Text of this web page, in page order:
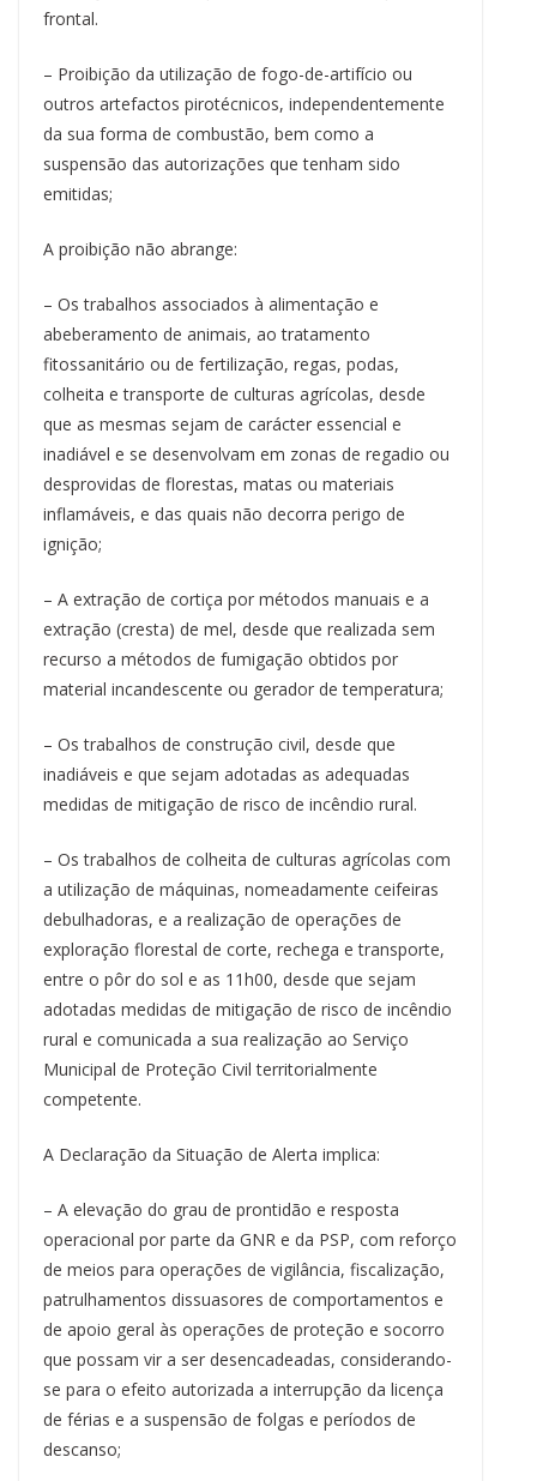
frontal.
– Proibição da utilização de fogo-de-artifício ou
outros artefactos pirotécnicos, independentemente
da sua forma de combustão, bem como a
suspensão das autorizações que tenham sido
emitidas;
A proibição não abrange:
– Os trabalhos associados à alimentação e
abeberamento de animais, ao tratamento
fitossanitário ou de fertilização, regas, podas,
colheita e transporte de culturas agrícolas, desde
que as mesmas sejam de carácter essencial e
inadiável e se desenvolvam em zonas de regadio ou
desprovidas de florestas, matas ou materiais
inflamáveis, e das quais não decorra perigo de
ignição;
– A extração de cortiça por métodos manuais e a
extração (cresta) de mel, desde que realizada sem
recurso a métodos de fumigação obtidos por
material incandescente ou gerador de temperatura;
– Os trabalhos de construção civil, desde que
inadiáveis e que sejam adotadas as adequadas
medidas de mitigação de risco de incêndio rural.
– Os trabalhos de colheita de culturas agrícolas com
a utilização de máquinas, nomeadamente ceifeiras
debulhadoras, e a realização de operações de
exploração florestal de corte, rechega e transporte,
entre o pôr do sol e as 11h00, desde que sejam
adotadas medidas de mitigação de risco de incêndio
rural e comunicada a sua realização ao Serviço
Municipal de Proteção Civil territorialmente
competente.
A Declaração da Situação de Alerta implica:
– A elevação do grau de prontidão e resposta
operacional por parte da GNR e da PSP, com reforço
de meios para operações de vigilância, fiscalização,
patrulhamentos dissuasores de comportamentos e
de apoio geral às operações de proteção e socorro
que possam vir a ser desencadeadas, considerando-
se para o efeito autorizada a interrupção da licença
de férias e a suspensão de folgas e períodos de
descanso;